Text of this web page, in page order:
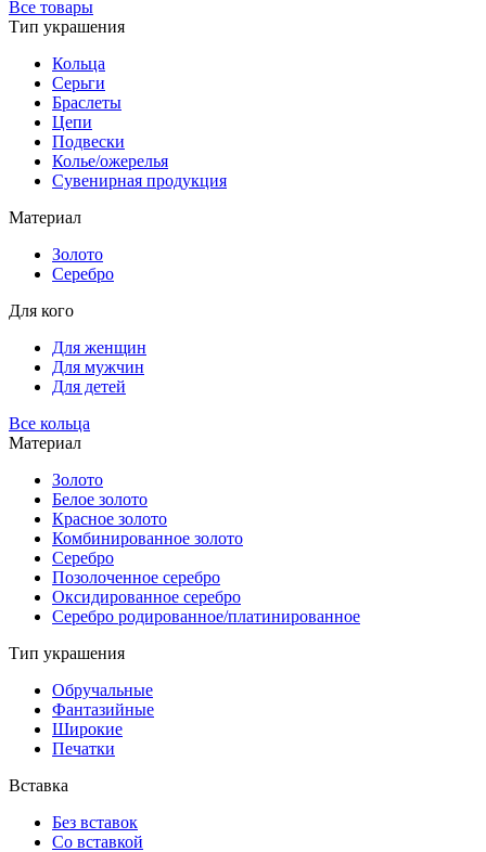
Все товары
Тип украшения
Кольца
Серьги
Браслеты
Цепи
Подвески
Колье/ожерелья
Сувенирная продукция
Материал
Золото
Серебро
Для кого
Для женщин
Для мужчин
Для детей
Все кольца
Материал
Золото
Белое золото
Красное золото
Комбинированное золото
Серебро
Позолоченное серебро
Оксидированное серебро
Серебро родированное/платинированное
Тип украшения
Обручальные
Фантазийные
Широкие
Печатки
Вставка
Без вставок
Со вставкой